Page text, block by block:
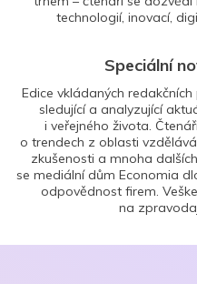
technologií, inovací,
Speciální
Edice vkládaných
sledující a analyzující
i veřejného života.
o trendech z oblasti
zkušenosti a mnoha
se mediální dům Economia
odpovědnost firem.
na